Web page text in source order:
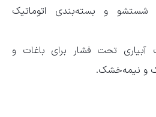
شستشو و بسته‌بندی اتوماتیک
آبیاری تحت فشار برای باغات و
و نیمه‌خشک.